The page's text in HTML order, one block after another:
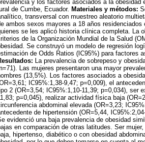
y los factores asociados a la obesidad
de Cumbe, Ecuador. Materiales y métodos:
transversal con muestreo aleatorio
ambos sexos mayores a 18 años residenciados
se les aplicó historia clínica completa. La
de la Organización Mundial de la Salud
Se construyó un modelo de regresión
de Odds Ratios (IC95%) para factores
La prevalencia de sobrepeso y
Las mujeres presentaron una mayor
(13,5%). Los factores asociados a
IC95%:1,38-9,47; p=0,009), el
2 (OR=3,54; IC95%:1,10-11,39; p=0,034), ser
p=0,045), realizar actividad física baja
abdominal elevada (OR=3,23;
de hipertensión (OR=5,44,
evidenció una baja prevalencia de obesidad
en comparación de otras latitudes. Ser
hipertenso, diabético o con obesidad